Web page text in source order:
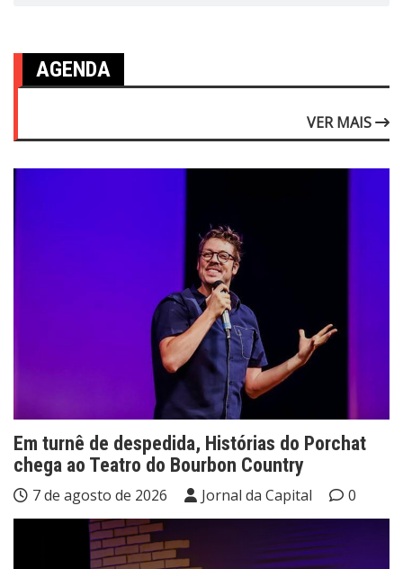
AGENDA
VER MAIS
Em turnê de despedida, Histórias do Porchat
chega ao Teatro do Bourbon Country
7 de agosto de 2026 Jornal da Capital 0